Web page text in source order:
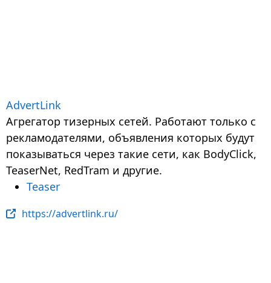
AdvertLink
Агрегатор тизерных сетей. Работают только с
рекламодателями, объявления которых будут
показываться через такие сети, как BodyClick,
TeaserNet, RedTram и другие.
Teaser
https://advertlink.ru/